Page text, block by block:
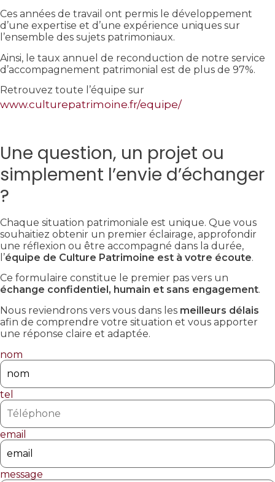
Ces années de travail ont permis le développement
d’une expertise et d’une expérience uniques sur
l’ensemble des sujets patrimoniaux.
Ainsi, le taux annuel de reconduction de notre service
d’accompagnement patrimonial est de plus de 97%.
Retrouvez toute l’équipe sur
www.culturepatrimoine.fr/equipe/
Une question, un projet ou
simplement l’envie d’échanger
?
Chaque situation patrimoniale est unique. Que vous
souhaitiez obtenir un premier éclairage, approfondir
une réflexion ou être accompagné dans la durée,
l’équipe de Culture Patrimoine est à votre écoute.
Ce formulaire constitue le premier pas vers un
échange confidentiel, humain et sans engagement.
Nous reviendrons vers vous dans les meilleurs délais
afin de comprendre votre situation et vous apporter
une réponse claire et adaptée.
nom
tel
email
message